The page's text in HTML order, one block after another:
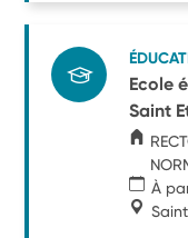
Ecole
Saint
À